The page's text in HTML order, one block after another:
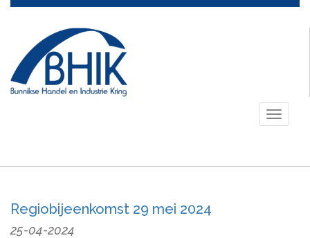
Toggle
Regiobijeenkomst 29 mei 2024
25-04-2024